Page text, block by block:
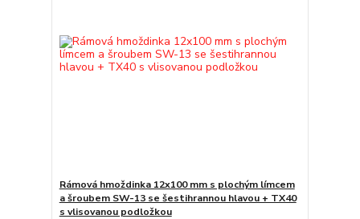
Rámová hmoždinka 12x100 mm s plochým límcem
a šroubem SW-13 se šestihrannou hlavou + TX40
s vlisovanou podložkou